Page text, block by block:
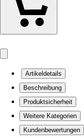
Artikeldetails
Beschreibung
Produktsicherheit
Weitere Kategorien
Kundenbewertungen